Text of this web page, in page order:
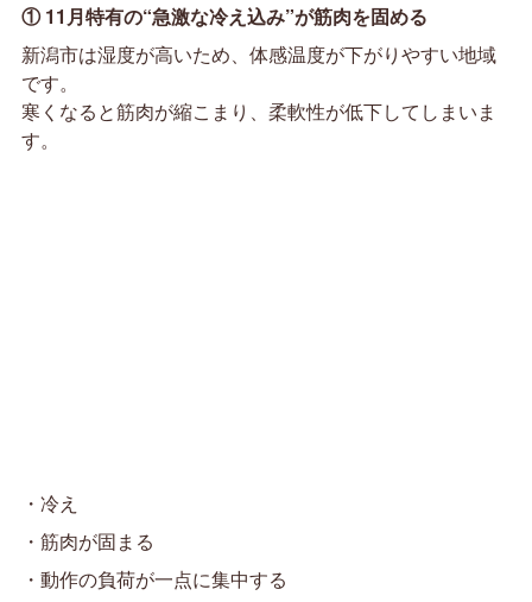
① 11月特有の“急激な冷え込み”が筋肉を固める
新潟市は湿度が高いため、体感温度が下がりやすい地域
です。
寒くなると筋肉が縮こまり、柔軟性が低下してしまいま
す。
・冷え
・筋肉が固まる
・動作の負荷が一点に集中する